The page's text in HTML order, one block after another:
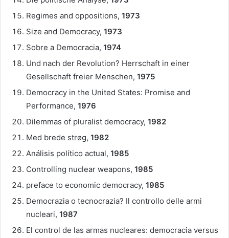
Regimes and oppositions, 1973
Size and Democracy, 1973
Sobre a Democracia, 1974
Und nach der Revolution? Herrschaft in einer
Gesellschaft freier Menschen, 1975
Democracy in the United States: Promise and
Performance, 1976
Dilemmas of pluralist democracy, 1982
Med brede strøg, 1982
Análisis político actual, 1985
Controlling nuclear weapons, 1985
preface to economic democracy, 1985
Democrazia o tecnocrazia? Il controllo delle armi
nucleari, 1987
El control de las armas nucleares: democracia versus